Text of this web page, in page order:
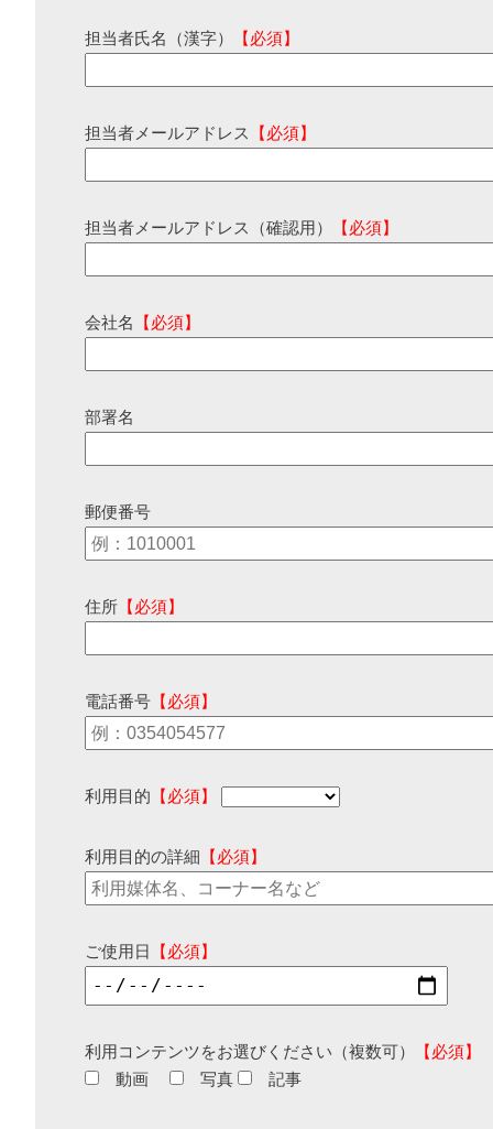
担当者氏名（漢字） 【必須】
担当者メールアドレス 【必須】
担当者メールアドレス（確認用） 【必須】
会社名 【必須】
部署名
郵便番号
住所 【必須】
電話番号 【必須】
利用目的 【必須】
利用目的の詳細 【必須】
ご使用日 【必須】
利用コンテンツをお選びください（複数可）
【必須】
動画
写真 記事